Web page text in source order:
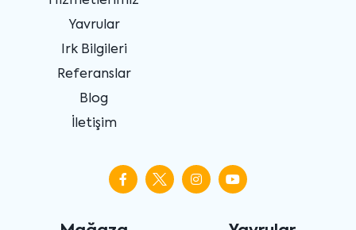
Yavrular
Irk Bilgileri
Referanslar
Blog
İletişim